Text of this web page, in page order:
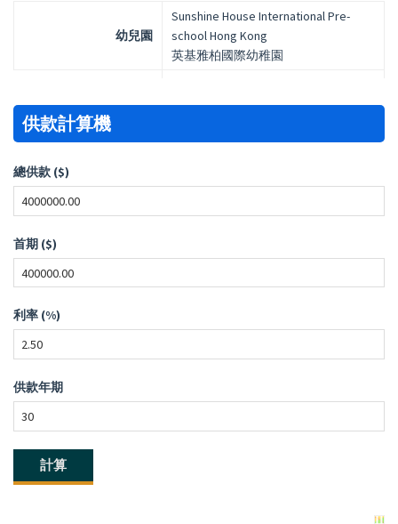
幼兒園
Sunshine House International Pre-
school Hong Kong
英基雅柏國際幼稚園
供款計算機
總供款 ($)
首期 ($)
利率 (%)
供款年期